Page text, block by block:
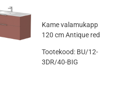
Kame valamukapp
120 cm Antique red
Tootekood: BU/12-
3DR/40-BIG